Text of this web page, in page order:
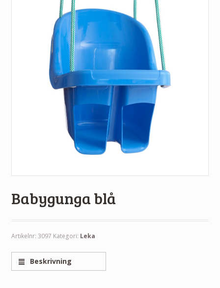
Babygunga blå
Artikelnr: 3097 Kategori: Leka
Beskrivning